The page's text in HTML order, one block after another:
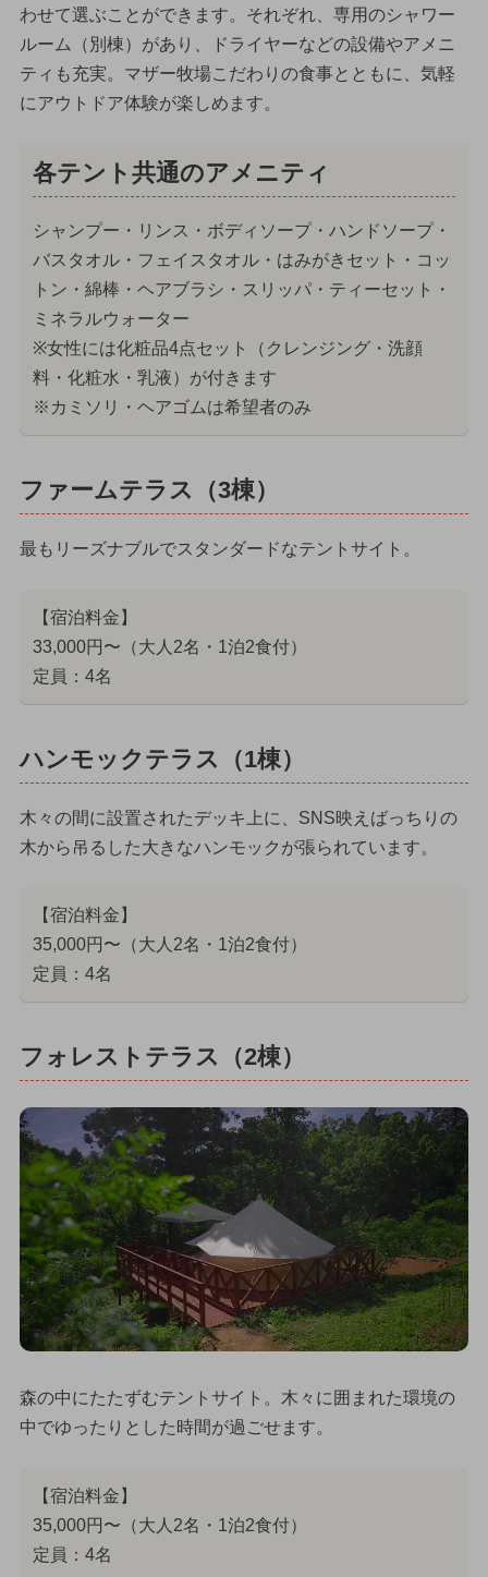
わせて選ぶことができます。それぞれ、専用のシャワー
ルーム（別棟）があり、ドライヤーなどの設備やアメニ
ティも充実。マザー牧場こだわりの食事とともに、気軽
にアウトドア体験が楽しめます。
各テント共通のアメニティ
シャンプー・リンス・ボディソープ・ハンドソープ・
バスタオル・フェイスタオル・はみがきセット・コッ
トン・綿棒・ヘアブラシ・スリッパ・ティーセット・
ミネラルウォーター
※女性には化粧品4点セット（クレンジング・洗顔
料・化粧水・乳液）が付きます
※カミソリ・ヘアゴムは希望者のみ
ファームテラス（3棟）
最もリーズナブルでスタンダードなテントサイト。
【宿泊料金】
33,000円〜（大人2名・1泊2食付）
定員：4名
ハンモックテラス（1棟）
木々の間に設置されたデッキ上に、SNS映えばっちりの
木から吊るした大きなハンモックが張られています。
【宿泊料金】
35,000円〜（大人2名・1泊2食付）
定員：4名
フォレストテラス（2棟）
森の中にたたずむテントサイト。木々に囲まれた環境の
中でゆったりとした時間が過ごせます。
【宿泊料金】
35,000円〜（大人2名・1泊2食付）
定員：4名